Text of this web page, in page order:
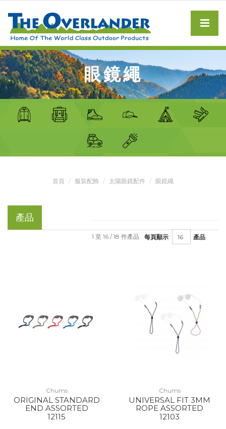
眼鏡繩
首頁 服裝配飾 太陽眼鏡配件 眼鏡繩
產品
每頁顯示 產品
1 至 16 / 18 件產品
Chums
ORIGINAL STANDARD
END ASSORTED
12115
Chums
UNIVERSAL FIT 3MM
ROPE ASSORTED
12103